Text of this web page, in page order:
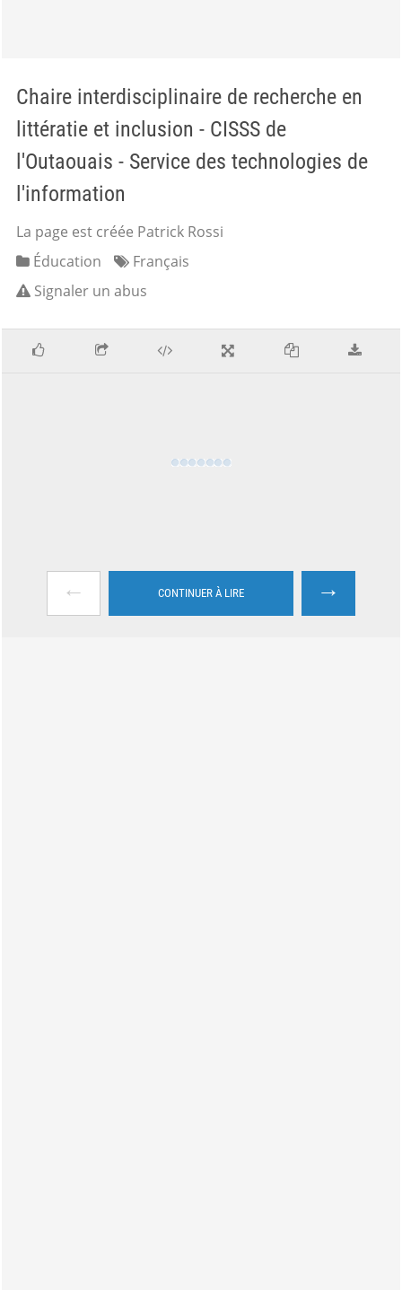
Chaire interdisciplinaire de recherche en
littératie et inclusion - CISSS de
l'Outaouais - Service des technologies de
l'information
La page est créée Patrick Rossi
Éducation
Français
Signaler un abus
← CONTINUER À LIRE →